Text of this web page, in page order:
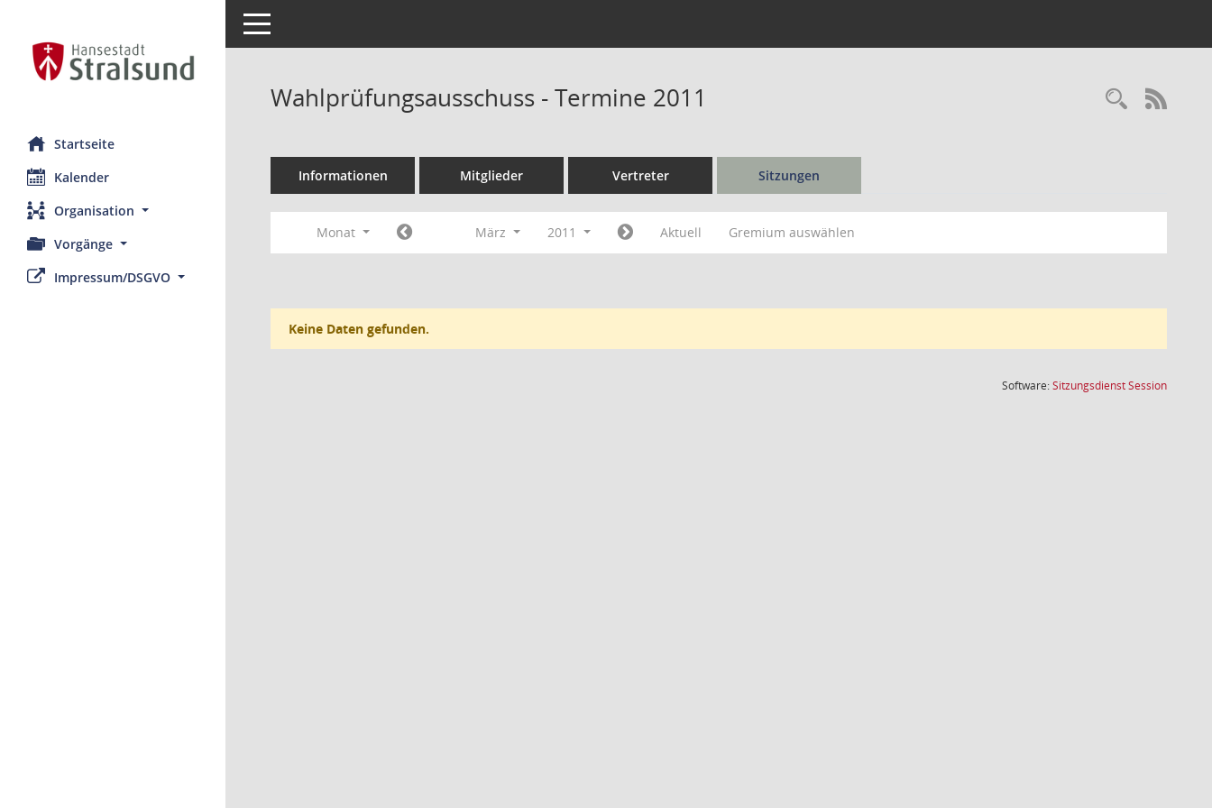
Startseite
Kalender
Organisation
Vorgänge
Impressum/DSGVO
Toggle navigation
Wahlprüfungsausschuss - Termine 2011
Informationen Mitglieder Vertreter Sitzungen
Monat März 2011 Aktuell Gremium auswählen
Keine Daten gefunden.
Software:SitzungsdienstSession(Wird in